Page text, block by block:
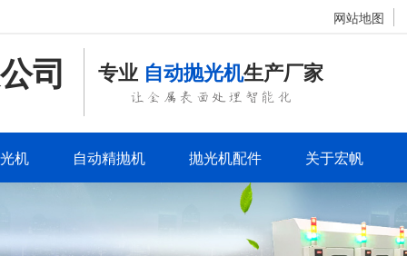
网站地图
司 专业 自动抛光机生产厂家
让金属表面处理智能化
机 自动精抛机 抛光机配件 关于宏帆